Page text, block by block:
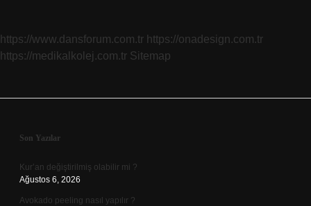
https://www.dansforum.com.tr https://onadesign.com.tr
https://medikalkolej.com.tr Sitemap
Sidebar
Son Yazılar
Kur’an değiştirilmiş olabilir mi ?
Ağustos 6, 2026
Avokado peeling nasıl yapılır ?